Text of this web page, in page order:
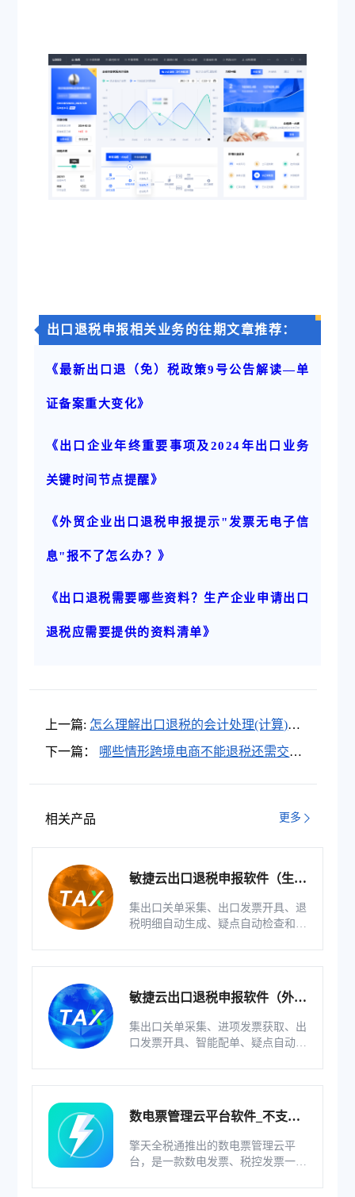
出口退税申报相关业务的往期文章推荐：
《最新出口退（免）税政策9号公告解读—单
证备案重大变化》
《出口企业年终重要事项及2024年出口业务
关键时间节点提醒》
《外贸企业出口退税申报提示"发票无电子信
息"报不了怎么办？》
《出口退税需要哪些资料？生产企业申请出口
退税应需要提供的资料清单》
上一篇: 怎么理解出口退税的会计处理(计算)方
法?
下一篇：
哪些情形跨境电商不能退税还需交
相关产品 更多
敏捷云出口退税申报软件（生产
集出口关单采集、出口发票开具、退
税明细自动生成、疑点自动检查和调
敏捷云出口退税申报软件（外贸
集出口关单采集、进项发票获取、出
口发票开具、智能配单、疑点自动检
数电票管理云平台软件_不支持
擎天全税通推出的数电票管理云平
台，是一款数电发票、税控发票一体